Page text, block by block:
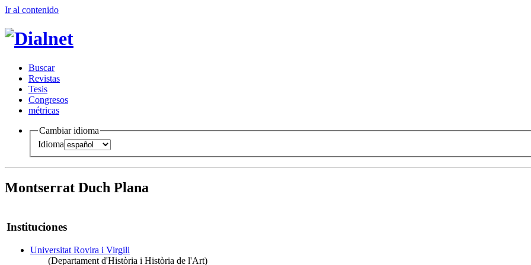
Ir al contenido
Buscar
Revistas
Tesis
Congresos
métricas
Cambiar idioma
Idioma
Montserrat Duch Plana
Instituciones
Universitat Rovira i Virgili
(Departament d'Història i Història de l'Art)